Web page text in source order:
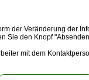
der Veränderung der
Sie den Knopf
mit dem